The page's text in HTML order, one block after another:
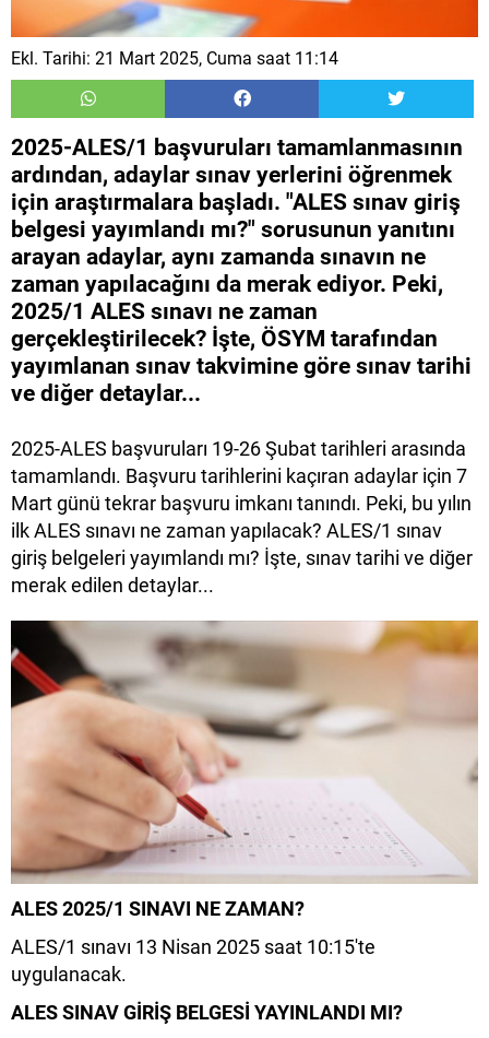
Ekl. Tarihi: 21 Mart 2025, Cuma saat 11:14
2025-ALES/1 başvuruları tamamlanmasının
ardından, adaylar sınav yerlerini öğrenmek
için araştırmalara başladı. "ALES sınav giriş
belgesi yayımlandı mı?" sorusunun yanıtını
arayan adaylar, aynı zamanda sınavın ne
zaman yapılacağını da merak ediyor. Peki,
2025/1 ALES sınavı ne zaman
gerçekleştirilecek? İşte, ÖSYM tarafından
yayımlanan sınav takvimine göre sınav tarihi
ve diğer detaylar...
2025-ALES başvuruları 19-26 Şubat tarihleri arasında
tamamlandı. Başvuru tarihlerini kaçıran adaylar için 7
Mart günü tekrar başvuru imkanı tanındı. Peki, bu yılın
ilk ALES sınavı ne zaman yapılacak? ALES/1 sınav
giriş belgeleri yayımlandı mı? İşte, sınav tarihi ve diğer
merak edilen detaylar...
ALES 2025/1 SINAVI NE ZAMAN?
ALES/1 sınavı 13 Nisan 2025 saat 10:15'te
uygulanacak.
ALES SINAV GİRİŞ BELGESİ YAYINLANDI MI?